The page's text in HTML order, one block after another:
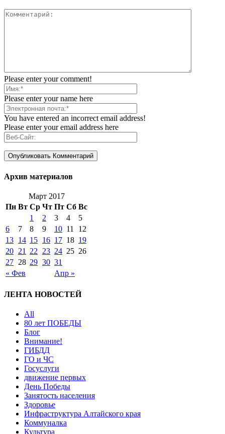
Please enter your comment!
Please enter your name here
You have entered an incorrect email address!
Please enter your email address here
Архив материалов
Март 2017
Пн Вт Ср Чт Пт Сб Вс
« Фев Апр »
1 2 3 4
5
6
7 8 9 10 11
12
13 14 15 16 17 18 19
20 21 22 23 24 25 26
27 28 29 30 31
ЛЕНТА НОВОСТЕЙ
All
80 лет ПОБЕДЫ
Блог
Внимание!
ГИБДД
ГО и ЧС
Госуслуги
движение первых
День Победы
Занятость населения
Здоровье
Инфраструктура Алтайского края
Коммуналка
Культура